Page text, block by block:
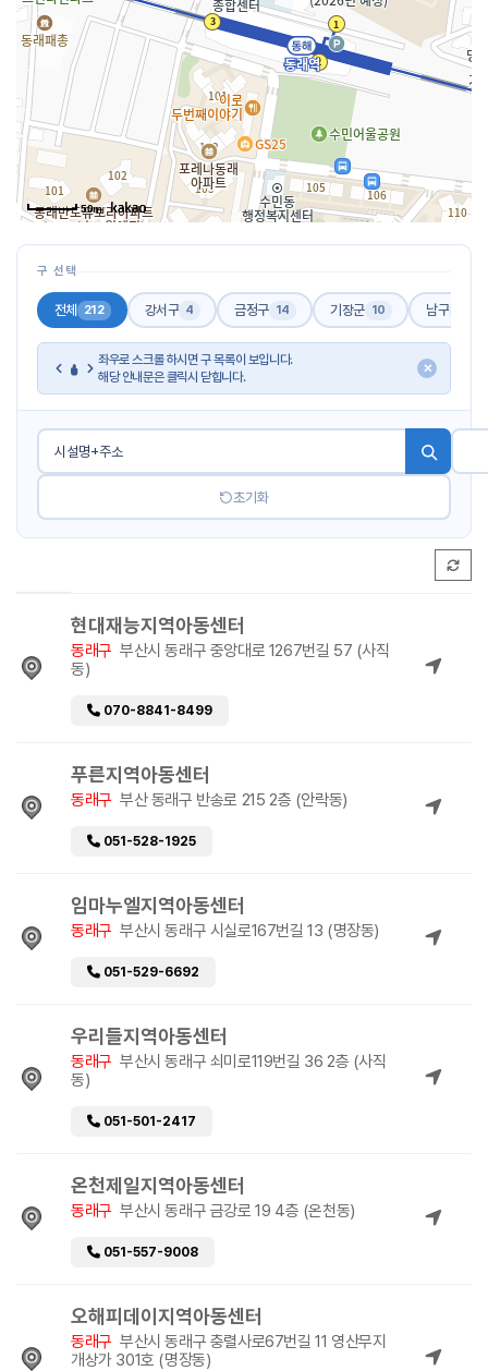
50m
구 선택
전체 212 강서구 4 금정구 14 기장군 10 남구
좌우로 스크롤 하시면 구 목록이 보입니다.
해당 안내문은 클릭시 닫힙니다.
✕
초기화
현대재능지역아동센터
동래구 부산시 동래구 중앙대로 1267번길 57 (사직
동)
070-8841-8499
푸른지역아동센터
동래구 부산 동래구 반송로 215 2층 (안락동)
051-528-1925
임마누엘지역아동센터
동래구 부산시 동래구 시실로167번길 13 (명장동)
051-529-6692
우리들지역아동센터
동래구 부산시 동래구 쇠미로119번길 36 2층 (사직
동)
051-501-2417
온천제일지역아동센터
동래구 부산시 동래구 금강로 19 4층 (온천동)
051-557-9008
오해피데이지역아동센터
동래구 부산시 동래구 충렬사로67번길 11 영산무지
개상가 301호 (명장동)